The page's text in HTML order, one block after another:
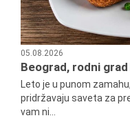
05.08.2026
Beograd, rodni
Leto je u punom
pridržavaju saveta za
vam ni...